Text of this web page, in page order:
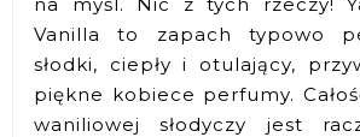
Vanilla to zapach typowo
słodki, ciepły i otulający,
piękne kobiece perfumy.
waniliowej słodyczy jest